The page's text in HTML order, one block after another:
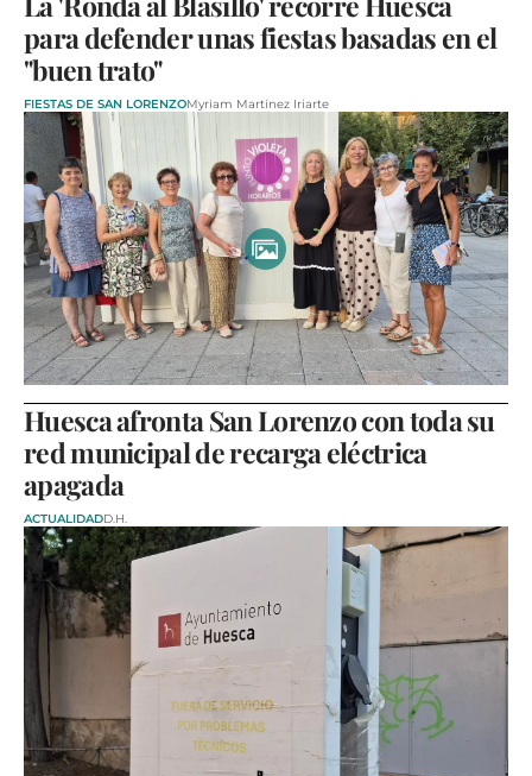
para defender unas fiestas basadas en el
"buen trato"
FIESTAS DE SAN LORENZOMyriam Martínez Iriarte
Huesca afronta San Lorenzo con toda su
red municipal de recarga eléctrica
apagada
ACTUALIDADD.H.